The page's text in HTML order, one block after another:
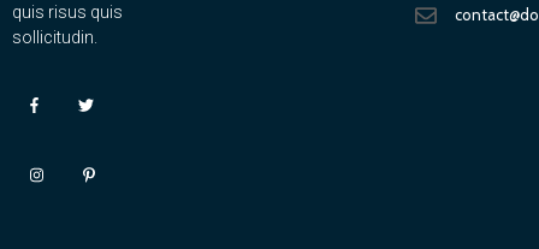
quis risus quis
sollicitudin.